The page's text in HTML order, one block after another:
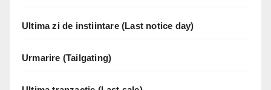
Ultima zi de instiintare (Last notice day)
Urmarire (Tailgating)